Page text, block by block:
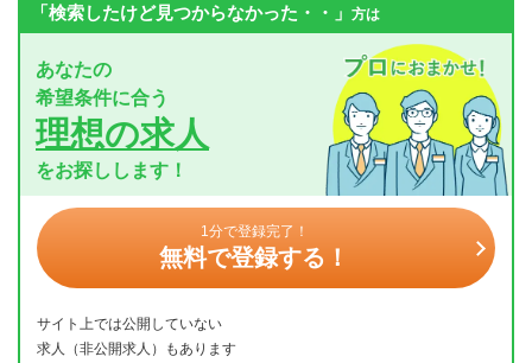
「検索したけど見つからなかった・・」 方は
あなたの
希望条件に合う
理想の求人
をお探しします！
1分で登録完了！
無料で登録する！
サイト上では公開していない
求人（非公開求人）もあります